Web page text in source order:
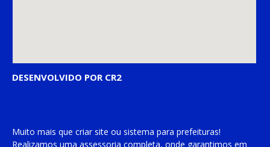
DESENVOLVIDO POR CR2
Muito mais que criar site ou sistema para prefeituras!
Realizamos uma assessoria completa, onde garantimos em